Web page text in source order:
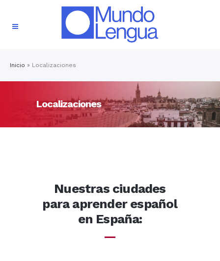
Inicio » Localizaciones
Localizaciones
Nuestras ciudades
para aprender español
en España: